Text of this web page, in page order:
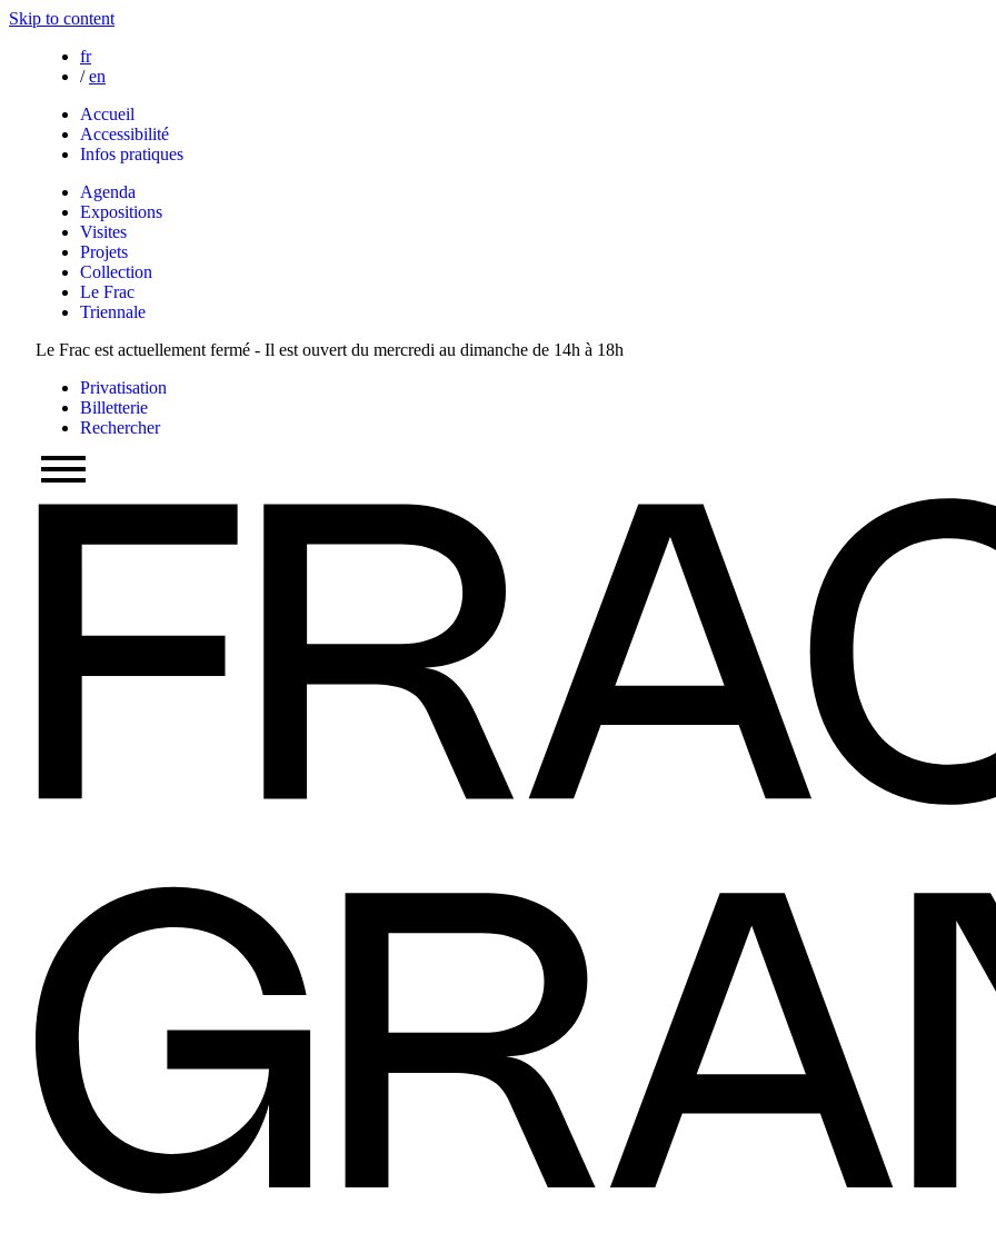
Skip to content
fr
/ en
Accueil
Accessibilité
Infos pratiques
Agenda
Expositions
Visites
Projets
Collection
Le Frac
Triennale
Le Frac est actuellement fermé - Il est ouvert du mercredi au dimanche de 14h à 18h
Privatisation
Billetterie
Rechercher